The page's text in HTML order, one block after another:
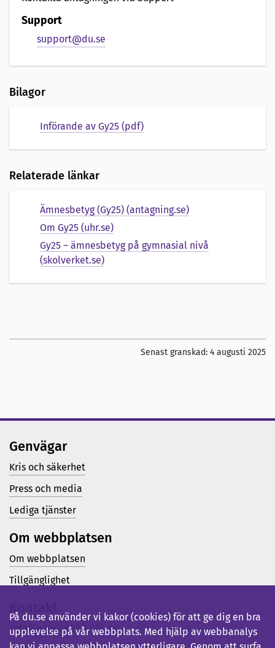
Support
support@du.se
Bilagor
Införande av Gy25 (pdf)
Relaterade länkar
Ämnesbetyg (Gy25) (antagning.se)
Om Gy25 (uhr.se)
Gy25 – ämnesbetyg på gymnasial nivå
(skolverket.se)
Senast granskad: 4 augusti 2025
Genvägar
Kris och säkerhet
Press och media
Lediga tjänster
Om webbplatsen
Om webbplatsen
Tillgänglighet
Kontakt
Telefon (vx): 023-77 80 00
På du.se använder vi kakor (cookies) för att ge dig en bra
upplevelse på vår webbplats. Med hjälp av webbanalys